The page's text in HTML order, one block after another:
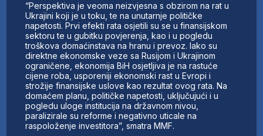
“Perspektiva je veoma neizvjesna s obzirom na rat u
Ukrajini koji je u toku, te na unutarnje političke
napetosti. Prvi efekti rata osjetili su se u finansijskom
sektoru te u gubitku povjerenja, kao i u pogledu
troškova domaćinstava na hranu i prevoz. Iako su
direktne ekonomske veze sa Rusijom i Ukrajinom
ograničene, ekonomija BiH osjetljiva je na rastuće
cijene roba, usporeniji ekonomski rast u Evropi i
strožije finansijske uslove kao rezultat ovog rata. Na
domaćem planu, političke napetosti, uključujući i u
pogledu uloge institucija na državnom nivou,
paralizirale su reforme i negativno uticale na
raspoloženje investitora”, smatra MMF.